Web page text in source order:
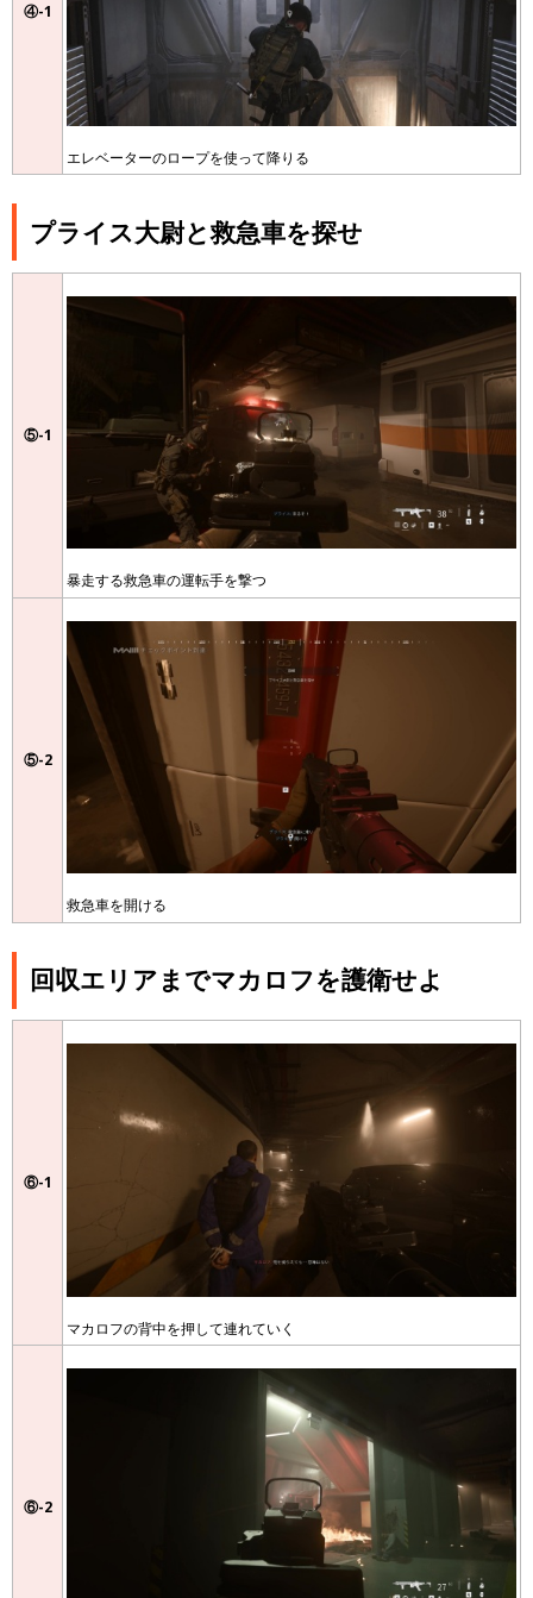
④-1
エレベーターのロープを使って降りる
プライス大尉と救急車を探せ
⑤-1
暴走する救急車の運転手を撃つ
⑤-2
救急車を開ける
回収エリアまでマカロフを護衛せよ
⑥-1
マカロフの背中を押して連れていく
⑥-2